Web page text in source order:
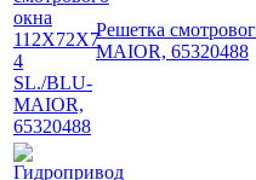
Решетка
MAIOR, 65320488